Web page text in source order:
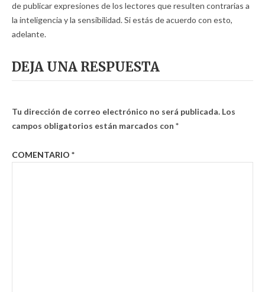
de publicar expresiones de los lectores que resulten contrarias a
la inteligencia y la sensibilidad. Si estás de acuerdo con esto,
adelante.
DEJA UNA RESPUESTA
Tu dirección de correo electrónico no será publicada. Los
campos obligatorios están marcados con *
COMENTARIO *